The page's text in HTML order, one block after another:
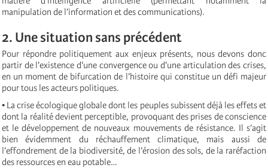
manipulation de l’information et des communications).
2. Une situation sans précédent
Pour répondre politiquement aux enjeux présents, nous devons donc
partir de l'existence d'une convergence ou d'une articulation des crises,
en un moment de bifurcation de l’histoire qui constitue un défi majeur
pour tous les acteurs politiques.
• La crise écologique globale dont les peuples subissent déjà les effets et
dont la réalité devient perceptible, provoquant des prises de conscience
et le développement de nouveaux mouvements de résistance. Il s’agit
bien évidemment du réchauffement climatique, mais aussi de
l’effondrement de la biodiversité, de l’érosion des sols, de la raréfaction
des ressources en eau potable…